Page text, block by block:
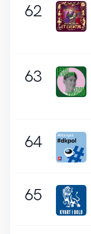
62
63
64
65